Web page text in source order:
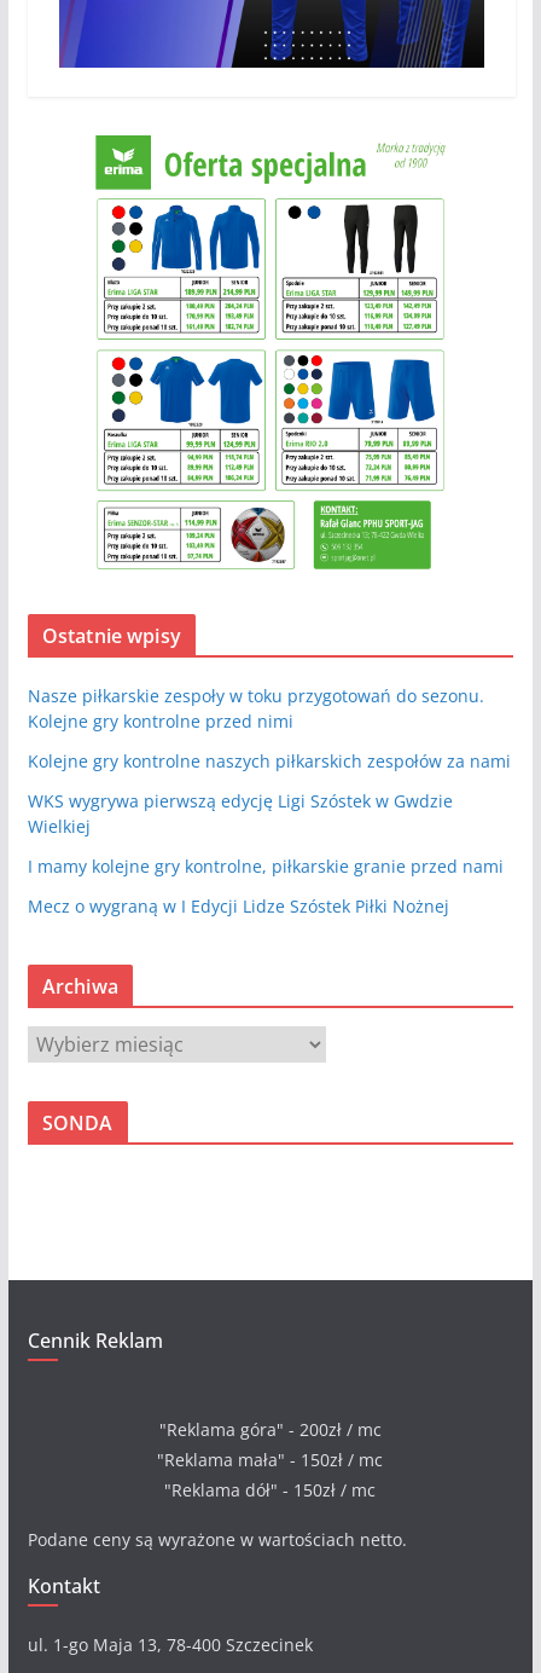
Ostatnie wpisy
Nasze piłkarskie zespoły w toku przygotowań do sezonu.
Kolejne gry kontrolne przed nimi
Kolejne gry kontrolne naszych piłkarskich zespołów za nami
WKS wygrywa pierwszą edycję Ligi Szóstek w Gwdzie
Wielkiej
I mamy kolejne gry kontrolne, piłkarskie granie przed nami
Mecz o wygraną w I Edycji Lidze Szóstek Piłki Nożnej
Archiwa
A
r
c
SONDA
Cennik Reklam
"Reklama góra" - 200zł / mc
"Reklama mała" - 150zł / mc
"Reklama dół" - 150zł / mc
Podane ceny są wyrażone w wartościach netto.
Kontakt
ul. 1-go Maja 13, 78-400 Szczecinek